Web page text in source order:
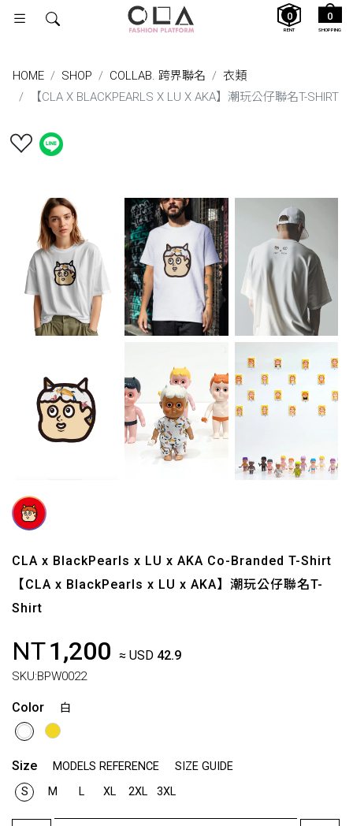
SHOPPING
0
RENT
0
HOME SHOP COLLAB. 跨界聯名
衣類
【CLA X BLACKPEARLS X LU X AKA】潮玩公仔聯名T-SHIRT
CLA x BlackPearls x LU x AKA Co-Branded T-Shirt
【CLA x BlackPearls x LU x AKA】潮玩公仔聯名T-
Shirt
NT1,200 ≈ USD 42.9
SKU:BPW0022
Color 白
Size MODELS REFERENCE
SIZE GUIDE
S
M L XL 2XL 3XL